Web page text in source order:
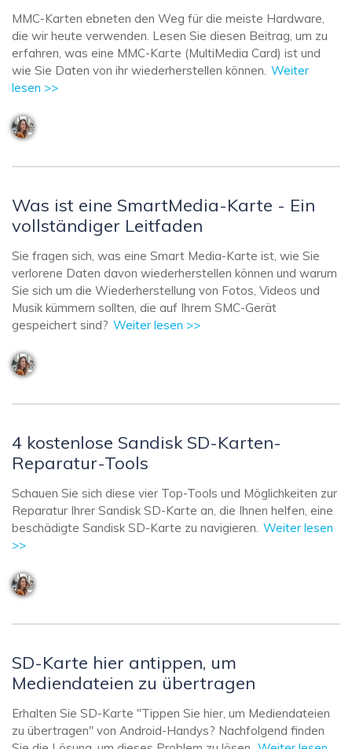
MMC-Karten ebneten den Weg für die meiste Hardware,
die wir heute verwenden. Lesen Sie diesen Beitrag, um zu
erfahren, was eine MMC-Karte (MultiMedia Card) ist und
wie Sie Daten von ihr wiederherstellen können. Weiter
lesen >>
Was ist eine SmartMedia-Karte - Ein
vollständiger Leitfaden
Sie fragen sich, was eine Smart Media-Karte ist, wie Sie
verlorene Daten davon wiederherstellen können und warum
Sie sich um die Wiederherstellung von Fotos, Videos und
Musik kümmern sollten, die auf Ihrem SMC-Gerät
gespeichert sind? Weiter lesen >>
4 kostenlose Sandisk SD-Karten-
Reparatur-Tools
Schauen Sie sich diese vier Top-Tools und Möglichkeiten zur
Reparatur Ihrer Sandisk SD-Karte an, die Ihnen helfen, eine
beschädigte Sandisk SD-Karte zu navigieren. Weiter lesen
>>
SD-Karte hier antippen, um
Mediendateien zu übertragen
Erhalten Sie SD-Karte "Tippen Sie hier, um Mediendateien
zu übertragen" von Android-Handys? Nachfolgend finden